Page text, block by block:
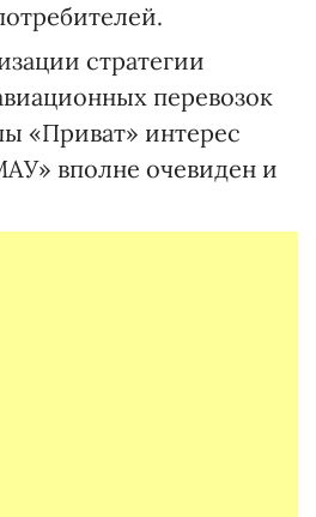
стратегии
перевозок
«Приват» интерес
вполне очевиден и